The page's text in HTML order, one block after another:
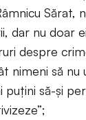
Sărat,
dar nu doar
despre
nimeni să nu
puțini să-și